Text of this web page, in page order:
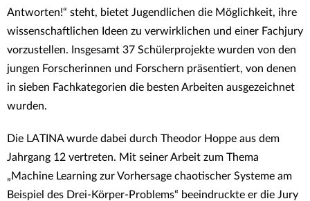
Antworten!“ steht, bietet Jugendlichen die Möglichkeit, ihre
wissenschaftlichen Ideen zu verwirklichen und einer Fachjury
vorzustellen. Insgesamt 37 Schülerprojekte wurden von den
jungen Forscherinnen und Forschern präsentiert, von denen
in sieben Fachkategorien die besten Arbeiten ausgezeichnet
wurden.
Die LATINA wurde dabei durch Theodor Hoppe aus dem
Jahrgang 12 vertreten. Mit seiner Arbeit zum Thema
„Machine Learning zur Vorhersage chaotischer Systeme am
Beispiel des Drei-Körper-Problems“ beeindruckte er die Jury